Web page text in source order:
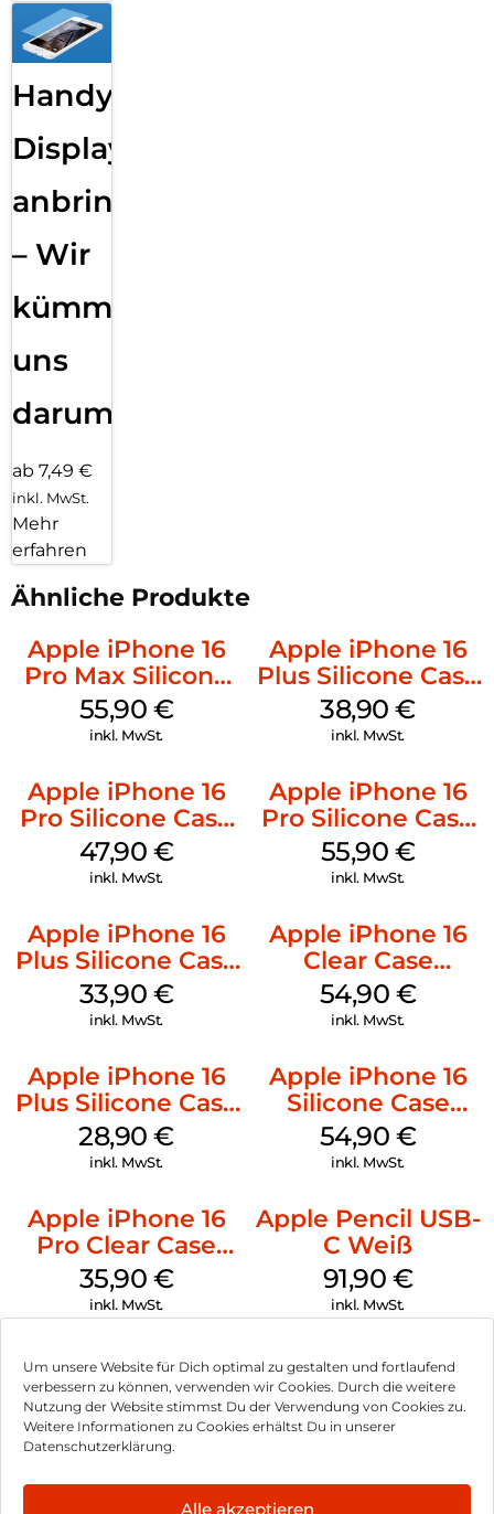
Um unsere Website für Dich optimal zu gestalten und fortlaufend
verbessern zu können, verwenden wir Cookies. Durch die weitere
Nutzung der Website stimmst Du der Verwendung von Cookies zu.
Weitere Informationen zu Cookies erhältst Du in unserer
Datenschutzerklärung.
Alle akzeptieren
Handy
Displayfolie
anbringen
– Wir
kümmern
uns
darum!
ab 7,49 €
inkl. MwSt.
Mehr
erfahren
Ähnliche Produkte
Apple iPhone 16
Pro Max Silicone
Case MagSafe
Stone Gray
55,90 €
inkl. MwSt.
Apple iPhone 16
Plus Silicone Case
MagSafe Denim
38,90€
inkl. MwSt.
Apple iPhone 16
Pro Silicone Case
MagSafe Denim
47,90 €
inkl. MwSt.
Apple iPhone 16
Pro Silicone Case
MagSafe Stone
Gray
55,90 €
inkl. MwSt.
Apple iPhone 16
Plus Silicone Case
MagSafe Lake
Green
33,90 €
inkl. MwSt.
Apple iPhone 16
Clear Case
MagSafe
Transparent
54,90 €
inkl. MwSt.
Apple iPhone 16
Plus Silicone Case
MagSafe Black
28,90€
inkl. MwSt.
Apple iPhone 16
Silicone Case
MagSafe Black
54,90 €
inkl. MwSt.
Apple iPhone 16
Pro Clear Case
MagSafe
Transparent
35,90 €
inkl. MwSt.
Apple Pencil USB-
C Weiß
91,90 €
inkl. MwSt.
Impressum